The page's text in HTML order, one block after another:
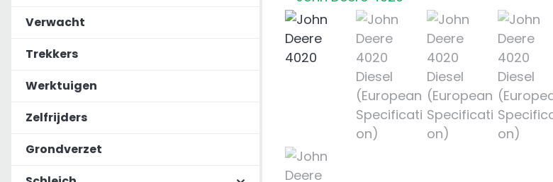
Verwacht
Trekkers
Werktuigen
Zelfrijders
Grondverzet